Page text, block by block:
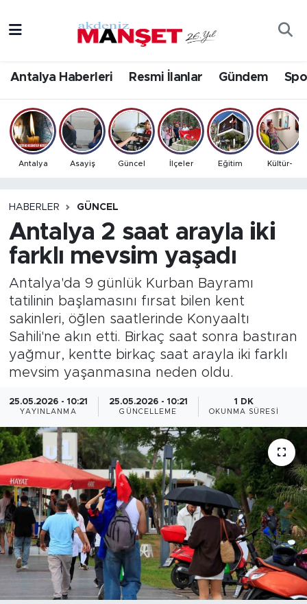
Antalya Haberleri Resmi İlanlar Gündem
Antalya Asayiş Güncel İlçeler Eğitim Kültür-
HABERLER GÜNCEL
Antalya 2 saat arayla iki
farklı mevsim yaşadı
Antalya'da 9 günlük Kurban Bayramı
tatilinin başlamasını fırsat bilen kent
sakinleri, öğlen saatlerinde Konyaaltı
Sahili'ne akın etti. Birkaç saat sonra bastıran
yağmur, kentte birkaç saat arayla iki farklı
mevsim yaşanmasına neden oldu.
25.05.2026 - 10:21
YAYINLANMA
25.05.2026 - 10:21
GÜNCELLEME
1 DK
OKUNMA SÜRESI
Bilim & Teknoloji
Eğitim
Ekonomi
Gündem
İlçeler
Kültür- Sanat
Magazin
Özel Haber
Politika
Resmi İlanlar
Sağlık
Spor
Turizm
Antalya Hava Durumu
Antalya Namaz Vakitleri
Antalya Trafik Yoğunluk Haritası
Tüm Manşetler
Son Dakika Haberleri
Haber Arşivi